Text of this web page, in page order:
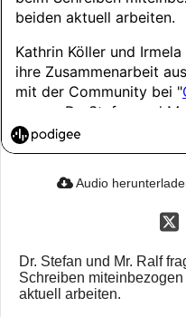
Audio
Dr. Stefan und Mr. Ralf
Schreiben
aktuell arbeiten.